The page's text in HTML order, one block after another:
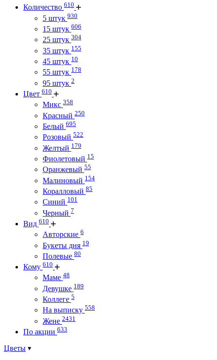
Количество 610
5 штук 930
15 штук 606
25 штук 304
35 штук 155
45 штук 10
55 штук 178
95 штук 2
Цвет 610
Микс 358
Красный 250
Белый 695
Розовый 522
Желтый 179
Фиолетовый 15
Оранжевый 55
Малиновый 154
Коралловый 85
Синий 101
Черный 7
Вид 610
Авторские 6
Букеты дня 19
Полевые 80
Кому 610
Маме 48
Девушке 189
Коллеге 5
На выписку 558
Жене 2431
По акции 633
Цветы